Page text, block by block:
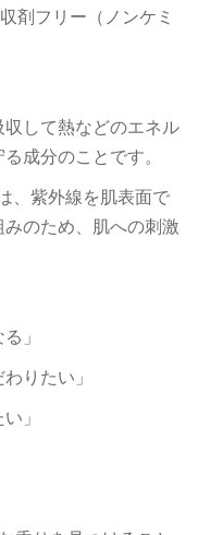
剤フリー（ノンケミ
して熱などのエネル
成分のことです。
、紫外線を肌表面で
のため、肌への刺激
」
りたい」
」